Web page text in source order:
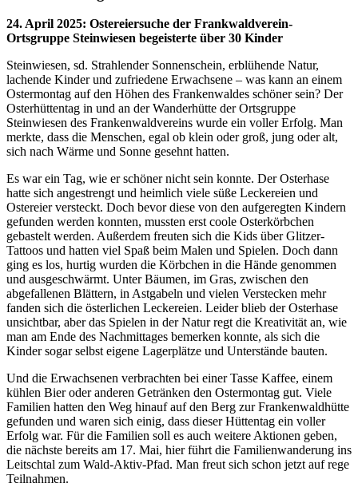
24. April 2025: Ostereiersuche der Frankwaldverein-
Ortsgruppe Steinwiesen begeisterte über 30 Kinder
Steinwiesen, sd. Strahlender Sonnenschein, erblühende Natur,
lachende Kinder und zufriedene Erwachsene – was kann an einem
Ostermontag auf den Höhen des Frankenwaldes schöner sein? Der
Osterhüttentag in und an der Wanderhütte der Ortsgruppe
Steinwiesen des Frankenwaldvereins wurde ein voller Erfolg. Man
merkte, dass die Menschen, egal ob klein oder groß, jung oder alt,
sich nach Wärme und Sonne gesehnt hatten.
Es war ein Tag, wie er schöner nicht sein konnte. Der Osterhase
hatte sich angestrengt und heimlich viele süße Leckereien und
Ostereier versteckt. Doch bevor diese von den aufgeregten Kindern
gefunden werden konnten, mussten erst coole Osterkörbchen
gebastelt werden. Außerdem freuten sich die Kids über Glitzer-
Tattoos und hatten viel Spaß beim Malen und Spielen. Doch dann
ging es los, hurtig wurden die Körbchen in die Hände genommen
und ausgeschwärmt. Unter Bäumen, im Gras, zwischen den
abgefallenen Blättern, in Astgabeln und vielen Verstecken mehr
fanden sich die österlichen Leckereien. Leider blieb der Osterhase
unsichtbar, aber das Spielen in der Natur regt die Kreativität an, wie
man am Ende des Nachmittages bemerken konnte, als sich die
Kinder sogar selbst eigene Lagerplätze und Unterstände bauten.
Und die Erwachsenen verbrachten bei einer Tasse Kaffee, einem
kühlen Bier oder anderen Getränken den Ostermontag gut. Viele
Familien hatten den Weg hinauf auf den Berg zur Frankenwaldhütte
gefunden und waren sich einig, dass dieser Hüttentag ein voller
Erfolg war. Für die Familien soll es auch weitere Aktionen geben,
die nächste bereits am 17. Mai, hier führt die Familienwanderung ins
Leitschtal zum Wald-Aktiv-Pfad. Man freut sich schon jetzt auf rege
Teilnahmen.